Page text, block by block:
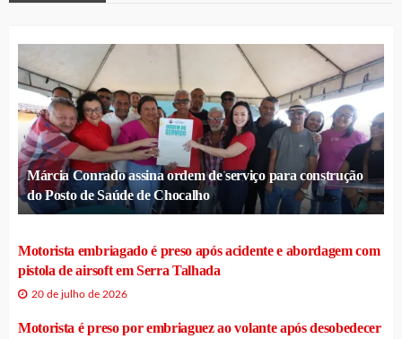
Márcia Conrado assina ordem de serviço para construção
do Posto de Saúde de Chocalho
Motorista embriagado é preso após acidente e abordagem com
pistola de airsoft em Serra Talhada
20 de julho de 2026
Motorista é preso por embriaguez ao volante após desobedecer